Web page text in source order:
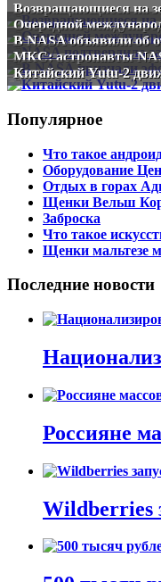
Возвращающиеся на
Очередной
В NASA объявили об
МКС: астронавты
Китайский Yutu-2
Популярное
Что такое
Оборудование
Отдых в горах
Щенки Вельш
Заброска
Что такое
Щенки мальтезе
Последние новости
Россияне
Wildberries